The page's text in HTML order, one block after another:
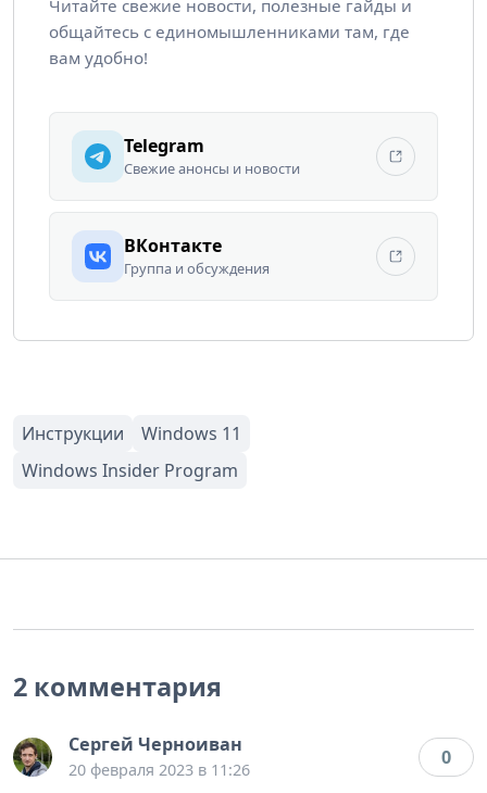
Читайте свежие новости, полезные гайды и
общайтесь с единомышленниками там, где
вам удобно!
Telegram
Свежие анонсы и новости
ВКонтакте
Группа и обсуждения
2 комментария
Сергей Черноиван
20 февраля 2023 в 11:26
0